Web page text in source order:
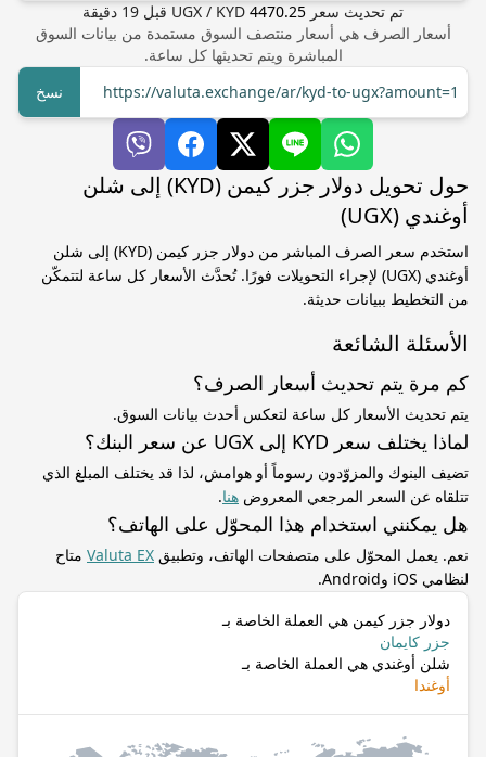
تم تحديث سعر UGX / KYD 4470.25 قبل 19 دقيقة
أسعار الصرف هي أسعار منتصف السوق مستمدة من بيانات السوق
المباشرة ويتم تحديثها كل ساعة.
https://valuta.exchange/ar/kyd-to-ugx?amount=1
نسخ
حول تحويل دولار جزر كيمن (KYD) إلى شلن
أوغندي (UGX)
استخدم سعر الصرف المباشر من دولار جزر كيمن (KYD) إلى شلن
أوغندي (UGX) لإجراء التحويلات فورًا. تُحدَّث الأسعار كل ساعة لتتمكّن
من التخطيط ببيانات حديثة.
الأسئلة الشائعة
كم مرة يتم تحديث أسعار الصرف؟
يتم تحديث الأسعار كل ساعة لتعكس أحدث بيانات السوق.
لماذا يختلف سعر KYD إلى UGX عن سعر البنك؟
تضيف البنوك والمزوّدون رسوماً أو هوامش، لذا قد يختلف المبلغ الذي
تتلقاه عن السعر المرجعي المعروض هنا.
هل يمكنني استخدام هذا المحوّل على الهاتف؟
نعم. يعمل المحوّل على متصفحات الهاتف، وتطبيق Valuta EX متاح
لنظامي iOS وAndroid.
دولار جزر كيمن هي العملة الخاصة بـ
جزر كايمان
شلن أوغندي هي العملة الخاصة بـ
أوغندا